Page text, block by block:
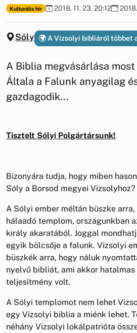
Kulturális hír 2018. 11. 23. 20:12 2018.
Sóly A Vizsolyi bibliáról többet
A Biblia megvásárlása
Általa a Falunk anyagilag
gazdagodik...
Tisztelt Sólyi Polgártársunk!
Bizonyára tudja, hogy miben
Sóly a Borsod megyei Vizsolyhoz?
A Sólyi ember méltán büszke
hálaadó templom, országunkban
király akaratából. Joggal
egyik bölcsője a falunk. Vizsolyi
büszkék arra, hogy náluk
nyelvű bibliát, ami akkor
teljesítmény volt.
A Sólyi templomot nem lehet
egy Vizsolyi biblia a miénk lehet.
néhány Vizsolyi lokálpatrióta